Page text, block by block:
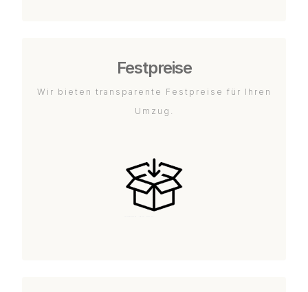
Festpreise
Wir bieten transparente Festpreise für Ihren
Umzug.